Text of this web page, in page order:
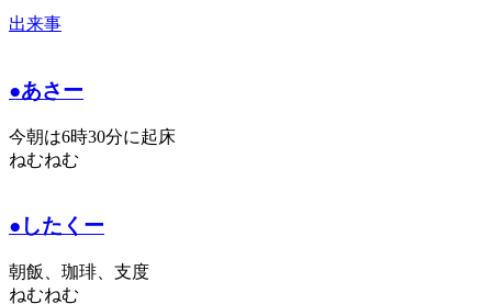
出来事
●あさー
今朝は6時30分に起床
ねむねむ
●したくー
朝飯、珈琲、支度
ねむねむ